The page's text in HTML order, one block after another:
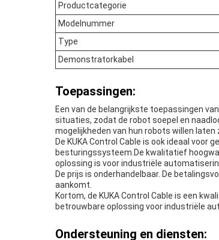
Productcategorie
Modelnummer
Type
Demonstratorkabel
Toepassingen:
Een van de belangrijkste toepassingen
situaties, zodat de robot soepel en
mogelijkheden van hun robots willen
De KUKA Control Cable is ook ideaal
besturingssysteem.De kwalitatief
oplossing is voor industriële
De prijs is onderhandelbaar. De
aankomt.
Kortom, de KUKA Control Cable is een
betrouwbare oplossing voor industriële
Ondersteuning en diensten: